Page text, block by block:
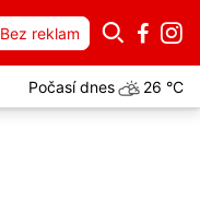
Bez reklam
Počasí dnes 26 °C